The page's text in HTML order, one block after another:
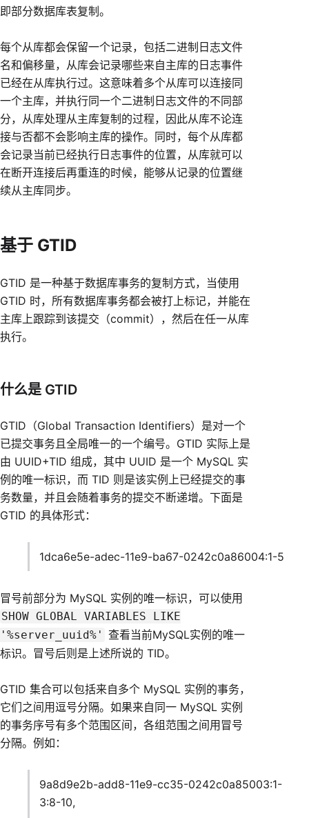
即部分数据库表复制。
每个从库都会保留一个记录，包括二进制日志文件
名和偏移量，从库会记录哪些来自主库的日志事件
已经在从库执行过。这意味着多个从库可以连接同
一个主库，并执行同一个二进制日志文件的不同部
分，从库处理从主库复制的过程，因此从库不论连
接与否都不会影响主库的操作。同时，每个从库都
会记录当前已经执行日志事件的位置，从库就可以
在断开连接后再重连的时候，能够从记录的位置继
续从主库同步。
基于 GTID
GTID 是一种基于数据库事务的复制方式，当使用
GTID 时，所有数据库事务都会被打上标记，并能在
主库上跟踪到该提交（commit），然后在任一从库
执行。
什么是 GTID
GTID（Global Transaction Identifiers）是对一个
已提交事务且全局唯一的一个编号。GTID 实际上是
由 UUID+TID 组成，其中 UUID 是一个 MySQL 实
例的唯一标识，而 TID 则是该实例上已经提交的事
务数量，并且会随着事务的提交不断递增。下面是
GTID 的具体形式：
1dca6e5e-adec-11e9-ba67-0242c0a86004:1-5
冒号前部分为 MySQL 实例的唯一标识，可以使用
SHOW GLOBAL VARIABLES LIKE
'%server_uuid%' 查看当前MySQL实例的唯一
标识。冒号后则是上述所说的 TID。
GTID 集合可以包括来自多个 MySQL 实例的事务，
它们之间用逗号分隔。如果来自同一 MySQL 实例
的事务序号有多个范围区间，各组范围之间用冒号
分隔。例如：
9a8d9e2b-add8-11e9-cc35-0242c0a85003:1-
3:8-10,